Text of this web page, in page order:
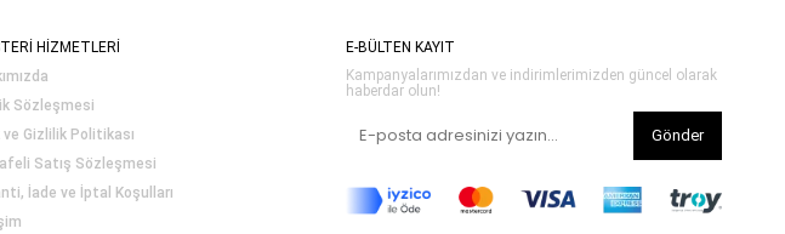
HİZMETLERİ
Sözleşmesi
ve Gizlilik Politikası
Satış Sözleşmesi
İade ve İptal Koşulları
E-BÜLTEN KAYIT
Kampanyalarımızdan ve indirimlerimizden güncel olarak
haberdar olun!
Gönder